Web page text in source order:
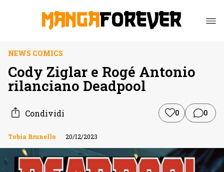
NEWS COMICS
Cody Ziglar e Rogé Antonio
rilanciano Deadpool
Condividi 0 0
Tobia Brunello 20/12/2023